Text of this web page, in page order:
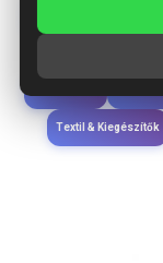
Textil & Kiegészítők